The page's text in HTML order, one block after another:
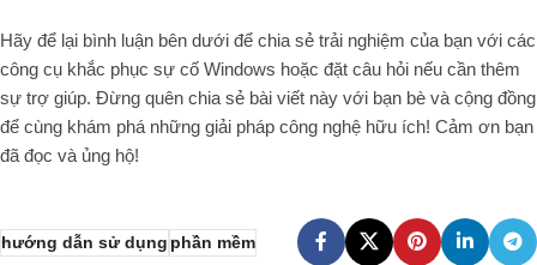
Hãy để lại bình luận bên dưới để chia sẻ trải nghiệm của bạn với các
công cụ khắc phục sự cố Windows hoặc đặt câu hỏi nếu cần thêm
sự trợ giúp. Đừng quên chia sẻ bài viết này với bạn bè và cộng đồng
để cùng khám phá những giải pháp công nghệ hữu ích! Cảm ơn bạn
đã đọc và ủng hộ!
hướng dẫn sử dụng phần mềm